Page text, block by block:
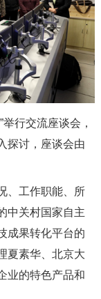
行交流座谈会，
探讨，座谈会由
、工作职能、所
中关村国家自主
成果转化平台的
夏素华、北京大
业的特色产品和